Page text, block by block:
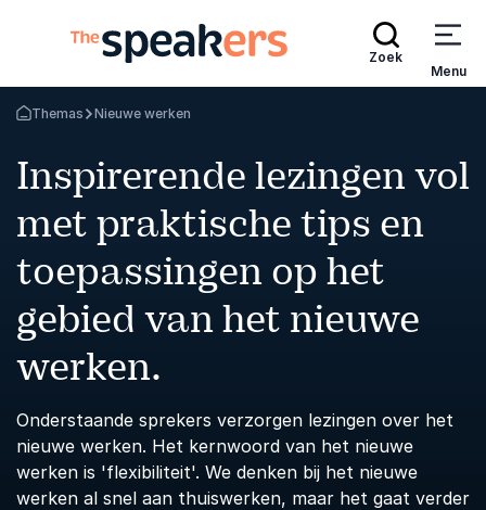
Zoek
Menu
Terug naar de startpagina
Themas Nieuwe werken
Inspirerende lezingen vol
met praktische tips en
toepassingen op het
gebied van het nieuwe
werken.
Onderstaande sprekers verzorgen lezingen over het
nieuwe werken. Het kernwoord van het nieuwe
werken is 'flexibiliteit'. We denken bij het nieuwe
werken al snel aan thuiswerken, maar het gaat verder